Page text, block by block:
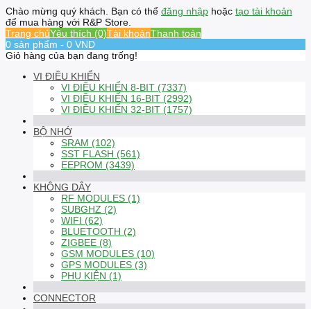
Chào mừng quý khách. Bạn có thể đăng nhập hoặc tạo tài khoản
để mua hàng với R&P Store.
Trang chủYêu thích (0)Tài khoảnThanh toán
0 sản phẩm - 0 VND
Giỏ hàng của bạn đang trống!
VI ĐIỀU KHIỂN
VI ĐIỀU KHIỂN 8-BIT (7337)
VI ĐIỀU KHIỂN 16-BIT (2992)
VI ĐIỀU KHIỂN 32-BIT (1757)
BỘ NHỚ
SRAM (102)
SST FLASH (561)
EEPROM (3439)
KHÔNG DÂY
RF MODULES (1)
SUBGHZ (2)
WIFI (62)
BLUETOOTH (2)
ZIGBEE (8)
GSM MODULES (10)
GPS MODULES (3)
PHỤ KIỆN (1)
CONNECTOR